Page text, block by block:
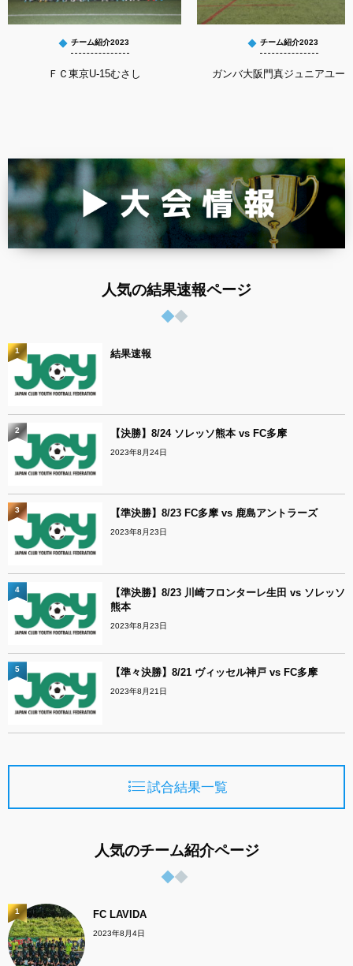
チーム紹介2023
ＦＣ東京U-15むさし
チーム紹介2023
ガンバ大阪門真ジュニアユー
人気の結果速報ページ
結果速報
1
【決勝】8/24 ソレッソ熊本 vs FC多摩
2023年8月24日
2
【準決勝】8/23 FC多摩 vs 鹿島アントラーズ
2023年8月23日
3
【準決勝】8/23 川崎フロンターレ生田 vs ソレッソ
熊本
2023年8月23日
4
【準々決勝】8/21 ヴィッセル神戸 vs FC多摩
2023年8月21日
5
試合結果一覧
人気のチーム紹介ページ
FC LAVIDA
2023年8月4日
1